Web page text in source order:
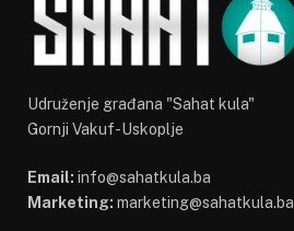
Udruženje građana "Sahat kula"
Gornji Vakuf-Uskoplje
Email: info@sahatkula.ba
Marketing: marketing@sahatkula.ba